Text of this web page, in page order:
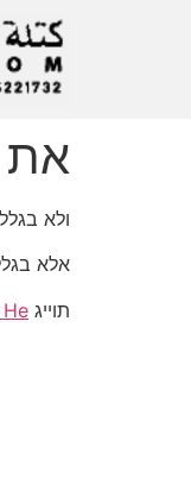
את
ולא
אלא
תוייג